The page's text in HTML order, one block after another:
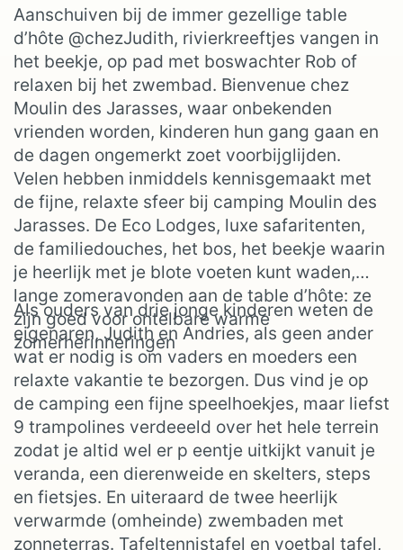
Aanschuiven bij de immer gezellige table
d’hôte @chezJudith, rivierkreeftjes vangen in
het beekje, op pad met boswachter Rob of
relaxen bij het zwembad. Bienvenue chez
Moulin des Jarasses, waar onbekenden
vrienden worden, kinderen hun gang gaan en
de dagen ongemerkt zoet voorbijglijden.
Velen hebben inmiddels kennisgemaakt met
de fijne, relaxte sfeer bij camping Moulin des
Jarasses. De Eco Lodges, luxe safaritenten,
de familiedouches, het bos, het beekje waarin
je heerlijk met je blote voeten kunt waden,
lange zomeravonden aan de table d’hôte: ze
zijn goed voor ontelbare warme
zomerherinneringen
Als ouders van drie jonge kinderen weten de
eigenaren, Judith en Andries, als geen ander
wat er nodig is om vaders en moeders een
relaxte vakantie te bezorgen. Dus vind je op
de camping een fijne speelhoekjes, maar liefst
9 trampolines verdeeeld over het hele terrein
zodat je altid wel er p eentje uitkijkt vanuit je
veranda, een dierenweide en skelters, steps
en fietsjes. En uiteraard de twee heerlijk
verwarmde (omheinde) zwembaden met
zonneterras. Tafeltennistafel en voetbal tafel,